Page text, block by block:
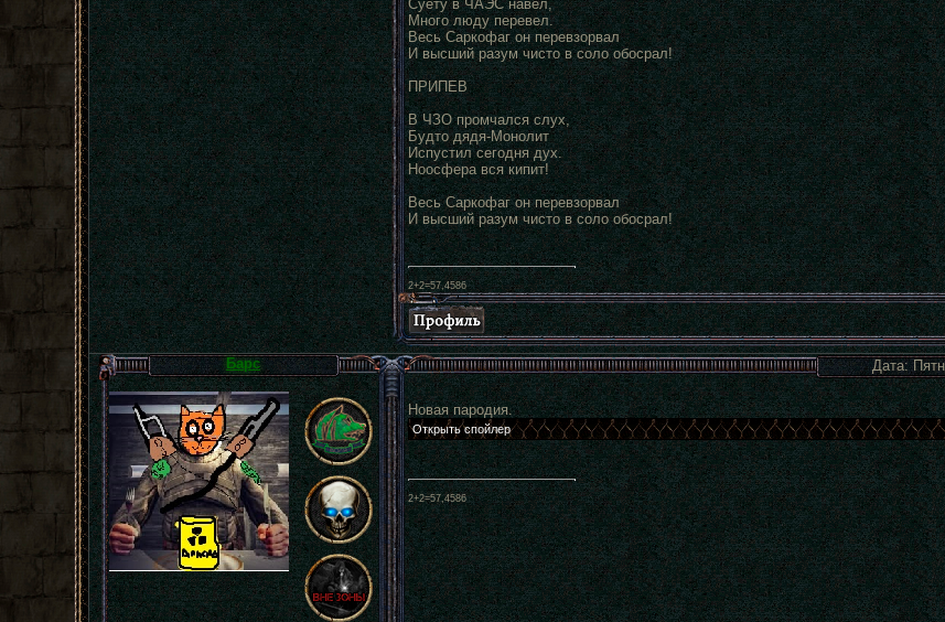
Суету в ЧАЭС навел,
Много люду перевел.
Весь Саркофаг он перевзорвал
И высший разум чисто в соло обосрал!
ПРИПЕВ
В ЧЗО промчался слух,
Будто дядя-Монолит
Испустил сегодня дух.
Ноосфера вся кипит!
Весь Саркофаг он перевзорвал
И высший разум чисто в соло обосрал!
2+2=57,4586
Дата:
Новая пародия.
2+2=57,4586
Барс